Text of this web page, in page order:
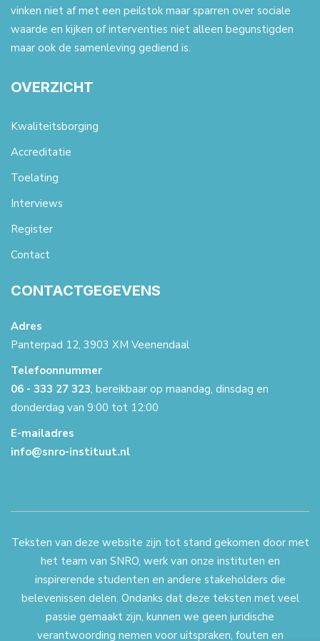
vinken niet af met een peilstok maar sparren over sociale
waarde en kijken of interventies niet alleen begunstigden
maar ook de samenleving gediend is.
OVERZICHT
Kwaliteitsborging
Accreditatie
Toelating
Interviews
Register
Contact
CONTACTGEGEVENS
Adres
Panterpad 12, 3903 XM Veenendaal
Telefoonnummer
06 - 333 27 323, bereikbaar op maandag, dinsdag en
donderdag van 9:00 tot 12:00
E-mailadres
info@snro-instituut.nl
Teksten van deze website zijn tot stand gekomen door met
het team van SNRO, werk van onze instituten en
inspirerende studenten en andere stakeholders die
belevenissen delen. Ondanks dat deze teksten met veel
passie gemaakt zijn, kunnen we geen juridische
verantwoording nemen voor uitspraken, fouten en